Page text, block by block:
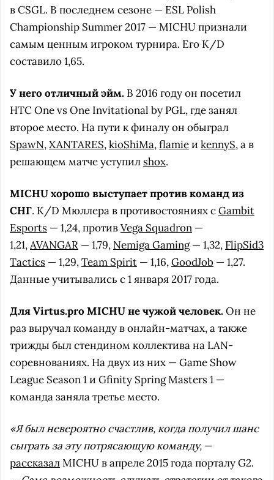
в CSGL. В последнем сезоне — ESL Polish
Championship Summer 2017 — MICHU признали
самым ценным игроком турнира. Его K/D
составило 1,65.
У него отличный эйм. В 2016 году он посетил
HTC One vs One Invitational by PGL, где занял
второе место. На пути к финалу он обыграл
SpawN,XANTARES,kioShiMa,flamieи kennyS, а в
решающем матче уступил shox.
MICHU хорошо выступает против команд из
СНГ. K/D Мюллера в противостояниях сGambit
Esports — 1,24, противVega Squadron —
1,21,AVANGAR — 1,79, Nemiga Gaming— 1,32, FlipSid3
Tactics — 1,29,Team Spirit — 1,16,GoodJob — 1,27.
Данные учитывались с 1 января 2017 года.
Для Virtus.pro MICHU не чужой человек.Он не
раз выручал команду в онлайн-матчах, а также
трижды был стендином коллектива на LAN-
соревнованиях. На двух из них — Game Show
League Season 1 и Gfinity Spring Masters 1 —
команда заняла третье место.
«Я был невероятно счастлив, когда получил шанс
сыграть за эту потрясающую команду, —
рассказалMICHU в апреле 2015 года порталу G2.